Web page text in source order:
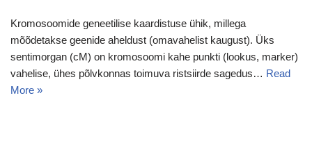
Kromosoomide geneetilise kaardistuse ühik, millega
mõõdetakse geenide aheldust (omavahelist kaugust). Üks
sentimorgan (cM) on kromosoomi kahe punkti (lookus, marker)
vahelise, ühes põlvkonnas toimuva ristsiirde sagedus… Read
More »